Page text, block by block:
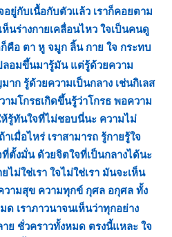
ยู่กับเนื้อกับตัวแล้ว เราก็คอยตาม
นร่างกายเคลื่อนไหว ใจเป็นคนดู
คือ ตา หู จมูก ลิ้น กาย ใจ กระทบ
อมขึ้นมารู้มัน แต่รู้ด้วยความ
าก รู้ด้วยความเป็นกลาง เช่นกิเลส
ามโกรธเกิดขึ้นรู้ว่าโกรธ พอความ
ห้รู้ทันใจที่ไม่ชอบนี่นะ ความไม่
เมื่อไหร่ เราสามารถ รู้กายรู้ใจ
ตั้งมั่น ด้วยจิตใจที่เป็นกลางได้นะ
ม่ใช่เรา ใจไม่ใช่เรา มันจะเห็น
วามสุข ความทุกข์ กุศล อกุศล ทั้ง
เราภาวนาจนเห็นว่าทุกอย่าง
ย ชั่วคราวทั้งหมด ตรงนี้แหละ ใจ